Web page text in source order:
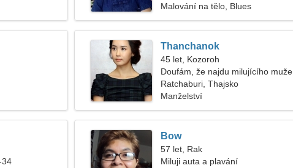
Malování na tělo, Blues
Thanchanok
45 let, Kozoroh
Doufám, že najdu milujícího muže
Ratchaburi, Thajsko
Manželství
34
Bow
57 let, Rak
Miluji auta a plavání